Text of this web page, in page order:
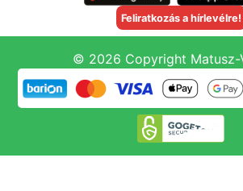
Feliratkozás a hírlevélre!
© 2026 Copyright Matusz-